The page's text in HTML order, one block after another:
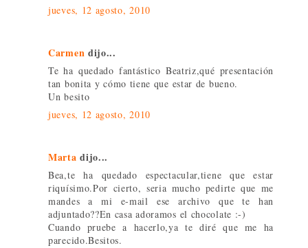
jueves, 12 agosto, 2010
Carmen dijo...
Te ha quedado fantástico Beatriz,qué presentación
tan bonita y cómo tiene que estar de bueno.
Un besito
jueves, 12 agosto, 2010
Marta dijo...
Bea,te ha quedado espectacular,tiene que estar
riquísimo.Por cierto, seria mucho pedirte que me
mandes a mi e-mail ese archivo que te han
adjuntado??En casa adoramos el chocolate :-)
Cuando pruebe a hacerlo,ya te diré que me ha
parecido.Besitos.